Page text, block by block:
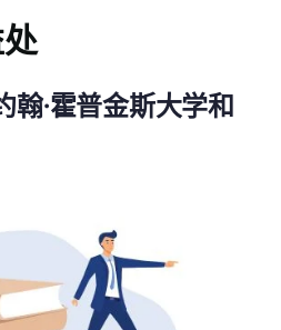
翰·霍普金斯大学和